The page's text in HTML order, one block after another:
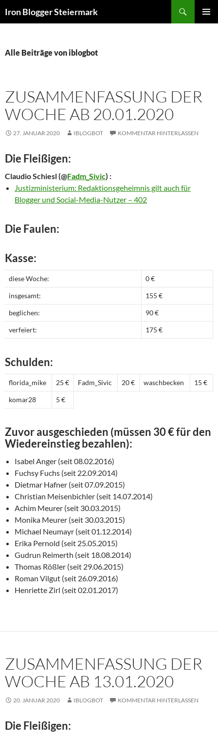
Inhalt
Iron Blogger Steiermark
Alle Beiträge von iblogbot
ZUSAMMENFASSUNG DER
WOCHE AB 20.01.2020
27. JANUAR 2020 IBLOGBOT KOMMENTAR HINTERLASSEN
Die Fleißigen:
Claudio Schiesl(@Fadm_Sivic) :
Justizministerium: Redaktionsgeheimnis gilt auch für
Blogger und Social-Media-Nutzer – 402
Die Faulen:
Kasse:
diese Woche: 0 €
insgesamt: 155 €
beglichen: 90 €
verfeiert: 175 €
Schulden:
florida_mike 25 € Fadm_Sivic 20 € waschbecken 15 €
komar28 5 €
Zuvor ausgeschieden (müssen 30 € für den
Wiedereinstieg bezahlen):
Isabel Anger (seit 08.02.2016)
Fuchsy Fuchs (seit 22.09.2014)
Dietmar Hafner (seit 07.09.2015)
Christian Meisenbichler (seit 14.07.2014)
Achim Meurer (seit 30.03.2015)
Monika Meurer (seit 30.03.2015)
Michael Neumayr (seit 01.12.2014)
Erika Pernold (seit 25.05.2015)
Gudrun Reimerth (seit 18.08.2014)
Thomas Rößler (seit 29.06.2015)
Roman Vilgut (seit 26.09.2016)
Henriette Zirl (seit 02.01.2017)
ZUSAMMENFASSUNG DER
WOCHE AB 13.01.2020
20. JANUAR 2020 IBLOGBOT KOMMENTAR HINTERLASSEN
Die Fleißigen: